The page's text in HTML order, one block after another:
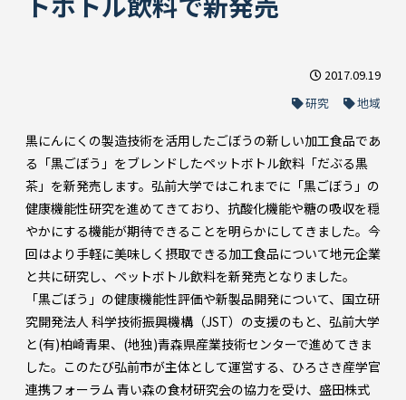
2017.09.19
研究
地域
黒にんにくの製造技術を活用したごぼうの新しい加工食品であ
る「黒ごぼう」をブレンドしたペットボトル飲料「だぶる黒
茶」を新発売します。弘前大学ではこれまでに「黒ごぼう」の
健康機能性研究を進めてきており、抗酸化機能や糖の吸収を穏
やかにする機能が期待できることを明らかにしてきました。今
回はより手軽に美味しく摂取できる加工食品について地元企業
と共に研究し、ペットボトル飲料を新発売となりました。
「黒ごぼう」の健康機能性評価や新製品開発について、国立研
究開発法人 科学技術振興機構（JST）の支援のもと、弘前大学
と(有)柏崎青果、(地独)青森県産業技術センターで進めてきま
した。このたび弘前市が主体として運営する、ひろさき産学官
連携フォーラム 青い森の食材研究会の協力を受け、盛田株式